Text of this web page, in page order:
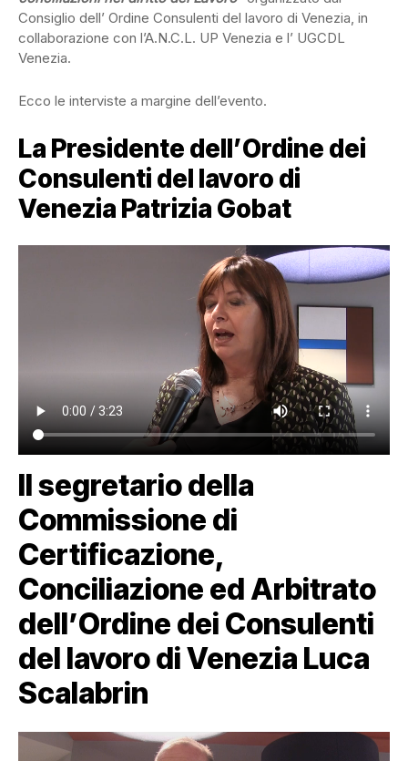
Consiglio dell’ Ordine Consulenti del lavoro di Venezia, in
collaborazione con l’A.N.C.L. UP Venezia e l’ UGCDL
Venezia.
Ecco le interviste a margine dell’evento.
La Presidente dell’Ordine dei
Consulenti del lavoro di
Venezia Patrizia Gobat
Il segretario della
Commissione di
Certificazione,
Conciliazione ed Arbitrato
dell’Ordine dei Consulenti
del lavoro di Venezia Luca
Scalabrin